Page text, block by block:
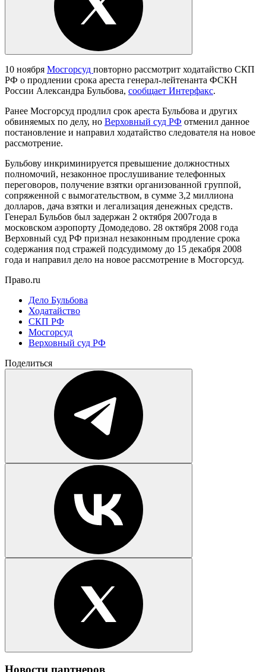
10 ноября Мосгорсуд повторно рассмотрит ходатайство СКП
РФ о продлении срока ареста генерал-лейтенанта ФСКН
России Александра Бульбова, сообщает Интерфакс.
Ранее Мосгорсуд продлил срок ареста Бульбова и других
обвиняемых по делу, но Верховный суд РФ отменил данное
постановление и направил ходатайство следователя на новое
рассмотрение.
Бульбову инкриминируется превышение должностных
полномочий, незаконное прослушивание телефонных
переговоров, получение взятки организованной группой,
сопряженной с вымогательством, в сумме 3,2 миллиона
долларов, дача взятки и легализация денежных средств.
Генерал Бульбов был задержан 2 октября 2007года в
московском аэропорту Домодедово. 28 октября 2008 года
Верховный суд РФ признал незаконным продление срока
содержания под стражей подсудимому до 15 декабря 2008
года и направил дело на новое рассмотрение в Мосгорсуд.
Право.ru
Дело Бульбова
Ходатайство
СКП РФ
Мосгорсуд
Верховный суд РФ
Поделиться
Новости партнеров